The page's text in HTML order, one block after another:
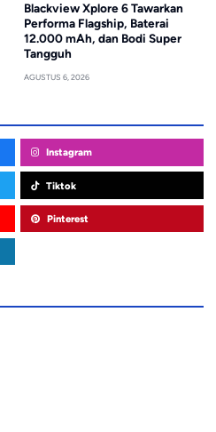
Blackview Xplore 6 Tawarkan
Performa Flagship, Baterai
12.000 mAh, dan Bodi Super
Tangguh
AGUSTUS 6, 2026
Instagram
Tiktok
Pinterest